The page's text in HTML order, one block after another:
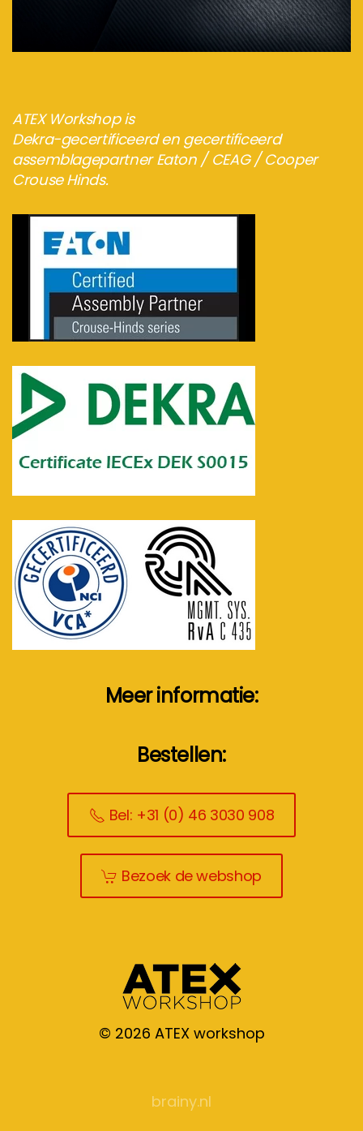
Bezoek de webshop
ATEX Workshop is
Dekra-gecertificeerd en gecertificeerd
assemblagepartner Eaton / CEAG / Cooper
Crouse Hinds.
Meer informatie:
Bestellen:
Bel: +31 (0) 46 3030 908
Bezoek de webshop
© 2026 ATEX workshop
brainy.nl